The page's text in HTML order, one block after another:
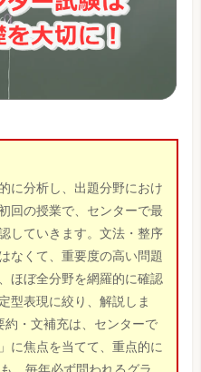
に分析し、出題分野におけ
回の授業で、センターで最
していきます。文法・整序
なくて、重要度の高い問題
ほぼ全分野を網羅的に確認
型表現に絞り、解説しま
・文補充は、センターで
に焦点を当てて、重点的に